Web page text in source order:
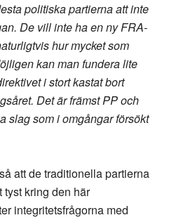
politiska partierna att inte
De vill inte ha en ny FRA-
hur mycket som
kan man fundera lite
i stort kastat bort
Det är främst PP och
slag som i omgångar försökt
att de traditionella partierna
tyst kring den här
integritetsfrågorna med